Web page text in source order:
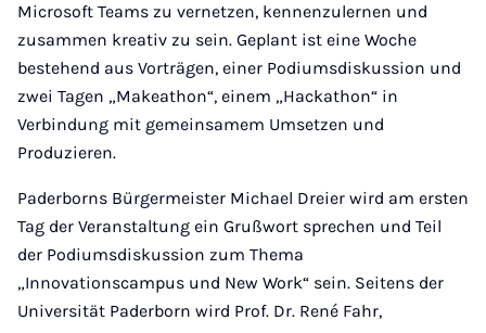
Microsoft Teams zu vernetzen, kennenzulernen und
zusammen kreativ zu sein. Geplant ist eine Woche
bestehend aus Vorträgen, einer Podiumsdiskussion und
zwei Tagen „Makeathon“, einem „Hackathon“ in
Verbindung mit gemeinsamem Umsetzen und
Produzieren.
Paderborns Bürgermeister Michael Dreier wird am ersten
Tag der Veranstaltung ein Grußwort sprechen und Teil
der Podiumsdiskussion zum Thema
„Innovationscampus und New Work“ sein. Seitens der
Universität Paderborn wird Prof. Dr. René Fahr,